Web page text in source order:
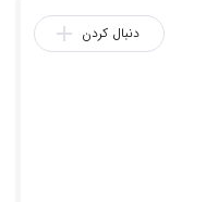
دنبال کردن add